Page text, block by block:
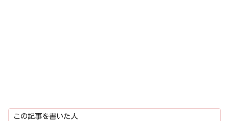
この記事を書いた人